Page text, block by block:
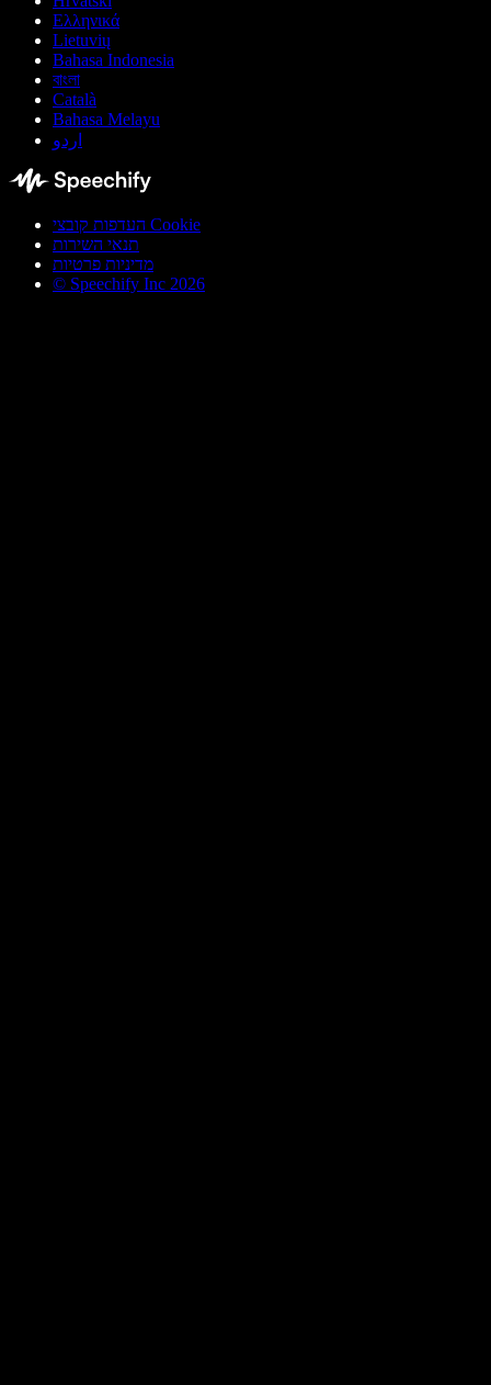
Ελληνικά
Lietuvių
Bahasa Indonesia
বাংলা
Català
Bahasa Melayu
اردو
העדפות קובצי Cookie
תנאי השירות
מדיניות פרטיות
© Speechify Inc 2026